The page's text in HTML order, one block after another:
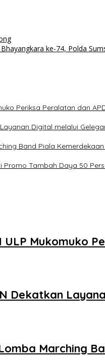
ke-74, Polda
Periksa Peralatan dan
Digital melalui
Band Piala
Promo Tambah Daya 50
ULP Mukomuko
Dekatkan
Marching